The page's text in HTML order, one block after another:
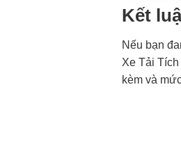
Kết
Nếu bạn
Xe Tải
kèm và